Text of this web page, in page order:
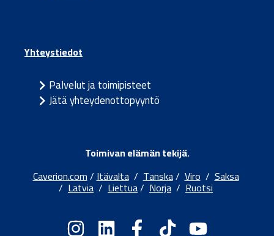
Yhteystiedot
Palvelut ja toimipisteet
Jätä yhteydenottopyyntö
Toimivan elämän tekijä.
Caverion.com/Itävalta/Tanska/Viro/Saksa
/ Latvia / Liettua/ Norja / Ruotsi